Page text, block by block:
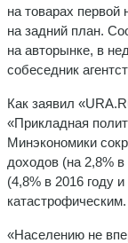
на товарах первой
на задний план.
на авторынке, в
собеседник
Как заявил
«Прикладная
Минэкономики
доходов (на 2,8%
(4,8% в 2016 году
катастрофическим.
«Населению не